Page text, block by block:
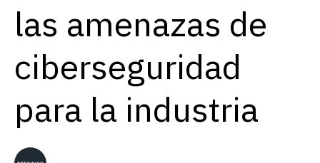
las amenazas de
ciberseguridad
para la industria